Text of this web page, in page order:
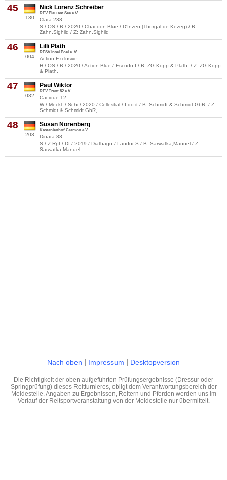
45
130
Nick Lorenz Schreiber
RFV Plau am See e.V.
Clara 238
S / OS / B / 2020 / Chacoon Blue / D'Inzeo (Thorgal de Kezeg) / B:
Zahn,Sighild / Z: Zahn,Sighild
46
004
Lilli Plath
RFSV Insel Poel e. V.
Action Exclusive
H / OS / B / 2020 / Action Blue / Escudo I / B: ZG Köpp & Plath, / Z: ZG Köpp
& Plath,
47
032
Paul Wiktor
RFV Trent 82 e.V.
Cacique 12
W / Meckl. / Schi / 2020 / Cellestial / I do it / B: Schmidt & Schmidt GbR, / Z:
Schmidt & Schmidt GbR,
48
203
Susan Nörenberg
Kastanienhof Cramon e.V.
Dinara 88
S / Z.Rpf / Df / 2019 / Diathago / Landor S / B: Sarwatka,Manuel / Z:
Sarwatka,Manuel
Nach oben Impressum Desktopversion
Die Richtigkeit der oben aufgeführten Prüfungsergebnisse (Dressur oder
Springprüfung) dieses Reitturnieres, obligt dem Verantwortungsbereich der
Meldestelle. Angaben zu Ergebnissen, Reitern und Pferden werden uns im
Verlauf der Reitsportveranstaltung von der Meldestelle nur übermittelt.